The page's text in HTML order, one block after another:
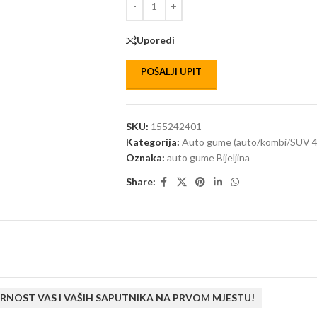
Uporedi
POŠALJI UPIT
SKU: 155242401
Kategorija: Auto gume (auto/kombi/SUV
Oznaka: auto gume Bijeljina
Share:
VAS I VAŠIH SAPUTNIKA NA PRVOM MJESTU!